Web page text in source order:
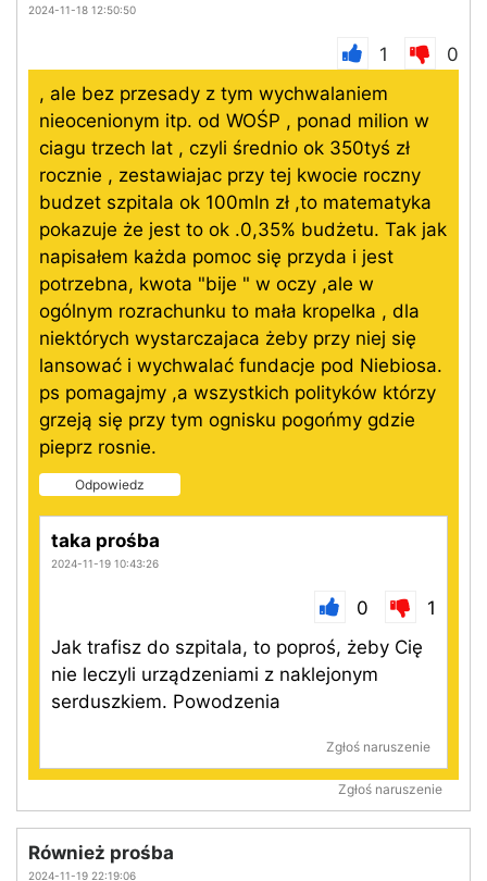
2024-11-18 12:50:50
1
0
, ale bez przesady z tym wychwalaniem
nieocenionym itp. od WOŚP , ponad milion w
ciagu trzech lat , czyli średnio ok 350tyś zł
rocznie , zestawiajac przy tej kwocie roczny
budzet szpitala ok 100mln zł ,to matematyka
pokazuje że jest to ok .0,35% budżetu. Tak jak
napisałem każda pomoc się przyda i jest
potrzebna, kwota "bije " w oczy ,ale w
ogólnym rozrachunku to mała kropelka , dla
niektórych wystarczajaca żeby przy niej się
lansować i wychwalać fundacje pod Niebiosa.
ps pomagajmy ,a wszystkich polityków którzy
grzeją się przy tym ognisku pogońmy gdzie
pieprz rosnie.
Odpowiedz
taka prośba
2024-11-19 10:43:26
0
1
Jak trafisz do szpitala, to poproś, żeby Cię
nie leczyli urządzeniami z naklejonym
serduszkiem. Powodzenia
Zgłoś naruszenie
Zgłoś naruszenie
Również prośba
2024-11-19 22:19:06